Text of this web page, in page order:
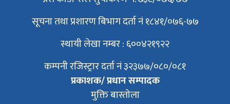
सूचना तथा प्रशारण बिभाग दर्ता नं १८४१/०७६-७७
स्थायी लेखा नम्बर : ६००४२१९२२
कम्पनी रजिस्ट्रार दर्ता नं ३२३७७/०८०/०८१
प्रकाशक/ प्रधान सम्पादक
मुक्ति बास्तोला